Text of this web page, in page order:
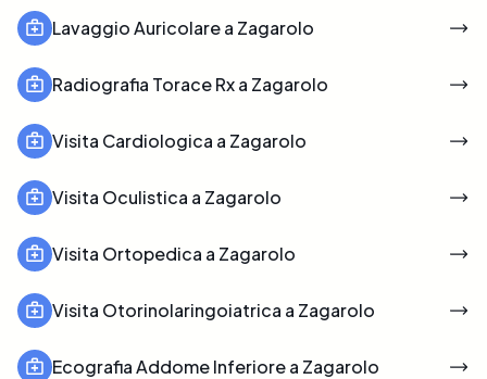
Lavaggio Auricolare a Zagarolo
Radiografia Torace Rx a Zagarolo
Visita Cardiologica a Zagarolo
Visita Oculistica a Zagarolo
Visita Ortopedica a Zagarolo
Visita Otorinolaringoiatrica a Zagarolo
Ecografia Addome Inferiore a Zagarolo